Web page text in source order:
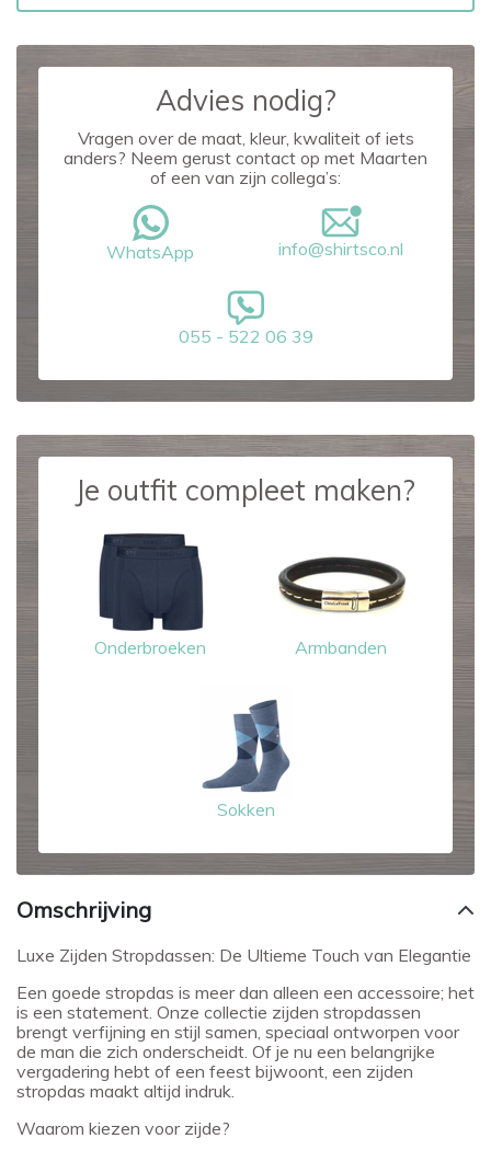
Advies nodig?
Vragen over de maat, kleur, kwaliteit of iets
anders? Neem gerust contact op met Maarten
of een van zijn collega’s:
WhatsApp info@shirtsco.nl
055 - 522 06 39
Je outfit compleet maken?
Onderbroeken Armbanden
Sokken
Omschrijving
Luxe Zijden Stropdassen: De Ultieme Touch van Elegantie
Een goede stropdas is meer dan alleen een accessoire; het
is een statement. Onze collectie zijden stropdassen
brengt verfijning en stijl samen, speciaal ontworpen voor
de man die zich onderscheidt. Of je nu een belangrijke
vergadering hebt of een feest bijwoont, een zijden
stropdas maakt altijd indruk.
Waarom kiezen voor zijde?